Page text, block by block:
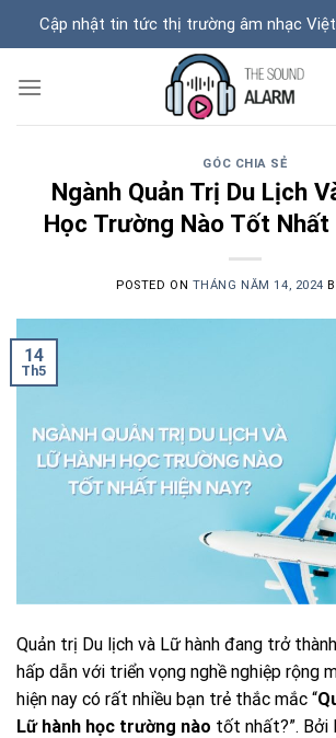
Cập nhật tin tức thị trường âm nhạc
GÓC CHIA SẺ
Ngành Quản Trị Du Lịch
Học Trường Nào Tốt Nhất
POSTED ON THÁNG NĂM 14, 2024
14
Th5
Quản trị Du lịch và Lữ hành đang trở
hấp dẫn với triển vọng nghề nghiệp rộng
hiện nay có rất nhiều bạn trẻ thắc mắc “
Lữ hành học trường nào tốt nhất?”. Bởi